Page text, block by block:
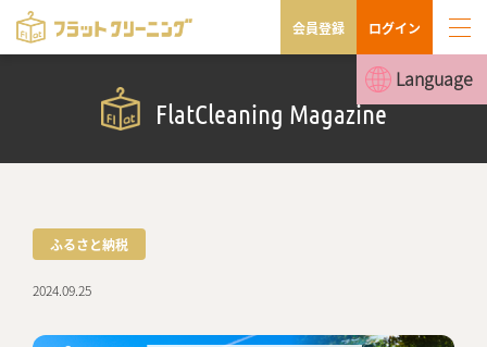
Language
会員登録 ログイン
FlatCleaning Magazine
ふるさと納税
2024.09.25